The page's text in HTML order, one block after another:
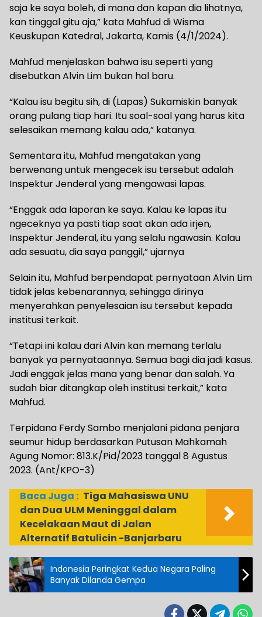
saja ke saya boleh, di mana dan kapan dia lihatnya,
kan tinggal gitu aja,” kata Mahfud di Wisma
Keuskupan Katedral, Jakarta, Kamis (4/1/2024).
Mahfud menjelaskan bahwa isu seperti yang
disebutkan Alvin Lim bukan hal baru.
“Kalau isu begitu sih, di (Lapas) Sukamiskin banyak
orang pulang tiap hari. Itu soal-soal yang harus kita
selesaikan memang kalau ada,” katanya.
Sementara itu, Mahfud mengatakan yang
berwenang untuk mengecek isu tersebut adalah
Inspektur Jenderal yang mengawasi lapas.
“Enggak ada laporan ke saya. Kalau ke lapas itu
ngeceknya ya pasti tiap saat akan ada irjen,
Inspektur Jenderal, itu yang selalu ngawasin. Kalau
ada sesuatu, dia saya panggil,” ujarnya
Selain itu, Mahfud berpendapat pernyataan Alvin Lim
tidak jelas kebenarannya, sehingga dirinya
menyerahkan penyelesaian isu tersebut kepada
institusi terkait.
“Tetapi ini kalau dari Alvin kan memang terlalu
banyak ya pernyataannya. Semua bagi dia jadi kasus.
Jadi enggak jelas mana yang benar dan salah. Ya
sudah biar ditangkap oleh institusi terkait,” kata
Mahfud.
Terpidana Ferdy Sambo menjalani pidana penjara
seumur hidup berdasarkan Putusan Mahkamah
Agung Nomor: 813.K/Pid/2023 tanggal 8 Agustus
2023. (Ant/KPO-3)
Baca Juga : Tiga Mahasiswa UNU
dan Dua ULM Meninggal dalam
Kecelakaan Maut di Jalan
Alternatif Batulicin -Banjarbaru
Indonesia Peringkat Kedua Negara Paling
Banyak Dilanda Gempa